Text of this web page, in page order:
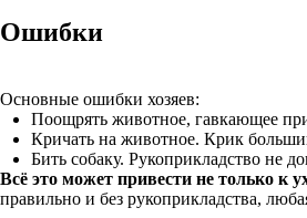
Ошибки
Основные ошибки хозяев:
Поощрять животное, гавкающее
Кричать на животное. Крик
Бить собаку. Рукоприкладство не
Всё это может привести не только к
правильно и без рукоприкладства,